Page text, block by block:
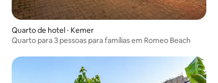
Quarto de hotel ⋅ Kemer
Quarto para 3 pessoas para famílias em Romeo Beach